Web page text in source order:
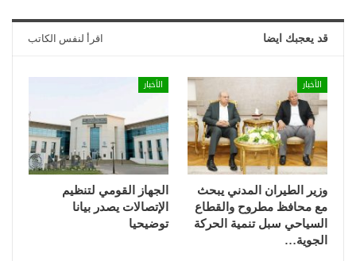
قد يعجبك ايضا اقرأ لنفس الكاتب
الأخبار
وزير الطيران المدني يبحث
مع محافظ مطروح والقطاع
السياحي سبل تنمية الحركة
الجوية…
الأخبار
الجهاز القومي لتنظيم
الإتصالات يصدر بيانا
توضيحيا